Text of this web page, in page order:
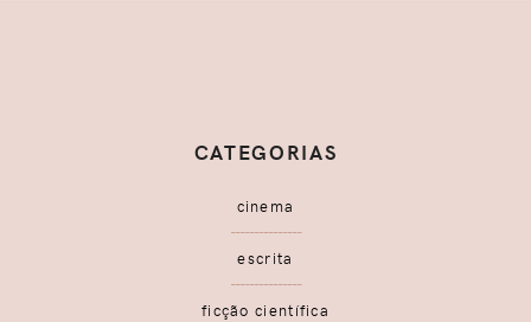
CATEGORIAS
cinema
escrita
ficção científica